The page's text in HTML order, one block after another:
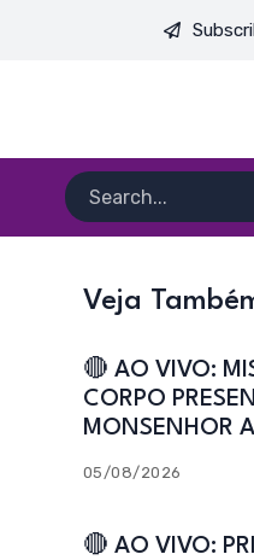
PE. HEITOR PEREIRA
Veja
🔴 AO VIVO:
CORPO
MONSENHOR
Catedral de
05/08/2026
🔴 AO VIVO: